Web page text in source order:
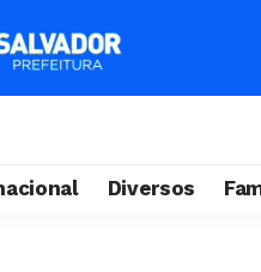
Diversos